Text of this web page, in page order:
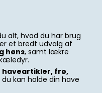
alt, hvad du har brug
et bredt udvalg af
høns, samt lækre
haveartikler, frø,
du kan holde din have